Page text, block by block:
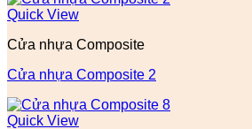
Quick View
Cửa nhựa Composite
Cửa nhựa Composite 2
Quick View